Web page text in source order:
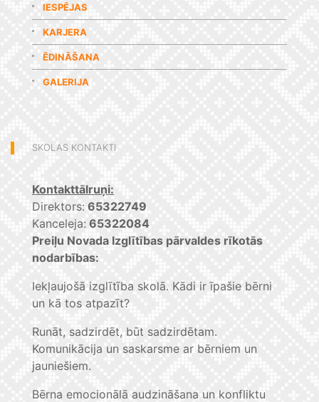
IESPĒJAS
KARJERA
ĒDINĀŠANA
GALERIJA
SKOLAS KONTAKTI
Kontakttālruņi:
Direktors: 65322749
Kanceleja: 65322084
Preiļu Novada Izglītības pārvaldes rīkotās
nodarbības:
Iekļaujošā izglītība skolā. Kādi ir īpašie bērni
un kā tos atpazīt?
Runāt, sadzirdēt, būt sadzirdētam.
Komunikācija un saskarsme ar bērniem un
jauniešiem.
Bērna emocionālā audzināšana un konfliktu